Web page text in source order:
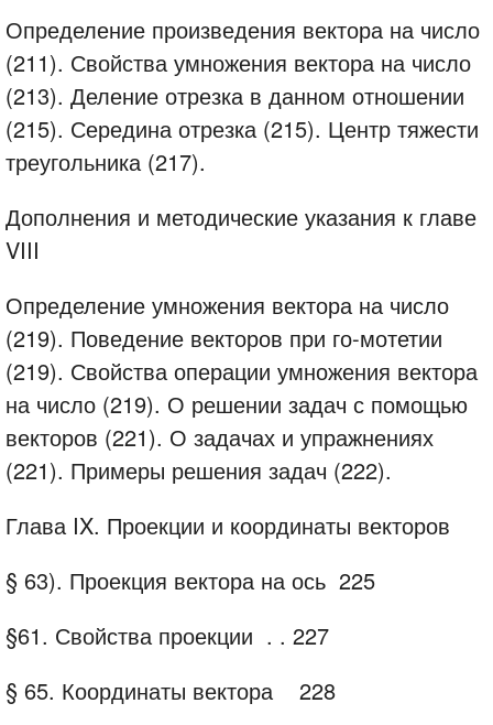
Определение произведения вектора на число
(211). Свойства умножения вектора на число
(213). Деление отрезка в данном отношении
(215). Середина отрезка (215). Центр тяжести
треугольника (217).
Дополнения и методические указания к главе
VIII
Определение умножения вектора на число
(219). Поведение векторов при го-мотетии
(219). Свойства операции умножения вектора
на число (219). О решении задач с помощью
векторов (221). О задачах и упражнениях
(221). Примеры решения задач (222).
Глава IX. Проекции и координаты векторов
§ 63). Проекция вектора на ось 225
§61. Свойства проекции . . 227
§ 65. Координаты вектора
228